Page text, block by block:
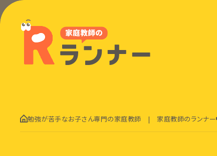
勉強が苦手なお子さん専門の家庭教師 | 家庭教師のランナー